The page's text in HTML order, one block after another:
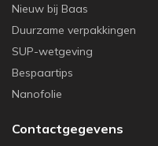
Nieuw bij Baas
Duurzame verpakkingen
SUP-wetgeving
Bespaartips
Nanofolie
Contactgegevens